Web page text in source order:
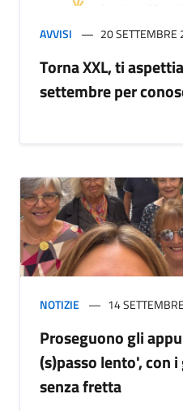
AVVISI 20 SETTEMBRE
Torna XXL, ti
settembre per
NOTIZIE 14
Proseguono gli
(s)passo lento', con
senza fretta